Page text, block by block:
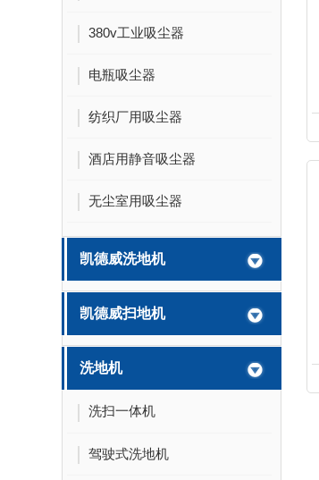
380v工业吸尘器
电瓶吸尘器
纺织厂用吸尘器
酒店用静音吸尘器
无尘室用吸尘器
凯德威洗地机
凯德威扫地机
洗地机
洗扫一体机
驾驶式洗地机